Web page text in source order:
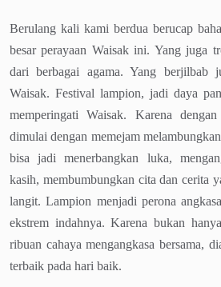
Berulang kali kami berdua berucap
besar perayaan Waisak ini. Yang juga
dari berbagai agama. Yang berjilbab
Waisak. Festival lampion, jadi daya
memperingati Waisak. Karena
dimulai dengan memejam
bisa jadi menerbangkan luka,
kasih, membumbungkan cita dan cerita
langit. Lampion menjadi perona
ekstrem indahnya. Karena bukan
ribuan cahaya mengangkasa bersama,
terbaik pada hari baik.